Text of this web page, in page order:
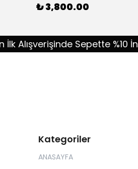
₺ 3,800.00
Sepette %10 İndirim
Kategoriler
ANASAYFA